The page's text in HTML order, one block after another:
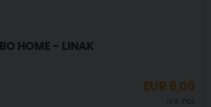
HOME - LINAK
EUR 6,06
IVA incl.